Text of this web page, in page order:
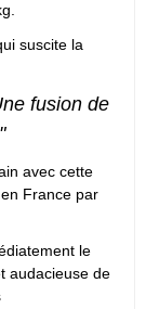
suscite la
fusion de
avec cette
France par
le
audacieuse de